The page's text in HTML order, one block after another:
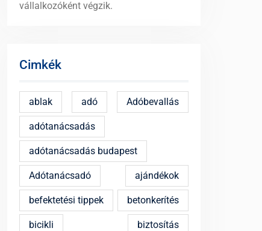
vállalkozóként végzik.
Cimkék
ablak adó Adóbevallás
adótanácsadás
adótanácsadás budapest
Adótanácsadó ajándékok
befektetési tippek betonkerítés
bicikli biztosítás